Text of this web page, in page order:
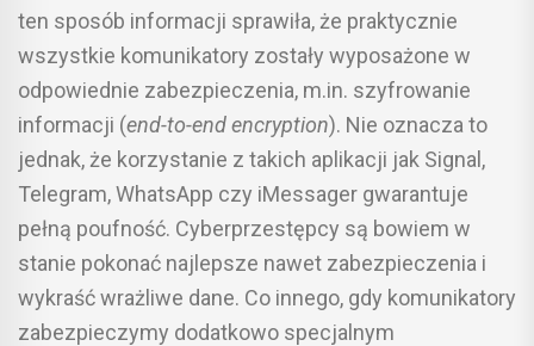
ten sposób informacji sprawiła, że praktycznie
wszystkie komunikatory zostały wyposażone w
odpowiednie zabezpieczenia, m.in. szyfrowanie
informacji (end-to-end encryption). Nie oznacza to
jednak, że korzystanie z takich aplikacji jak Signal,
Telegram, WhatsApp czy iMessager gwarantuje
pełną poufność. Cyberprzestępcy są bowiem w
stanie pokonać najlepsze nawet zabezpieczenia i
wykraść wrażliwe dane. Co innego, gdy komunikatory
zabezpieczymy dodatkowo specjalnym